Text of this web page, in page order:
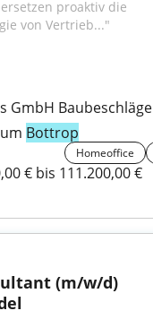
proaktiv die
von Vertrieb..."
GmbH Baubeschläge
Bottrop
Homeoffice
€ bis 111.200,00 €
(m/w/d)